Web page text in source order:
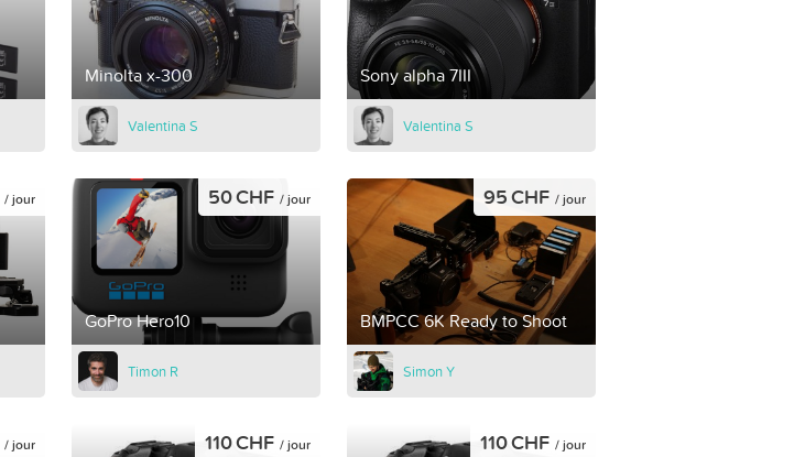
Minolta x-300
Valentina S
Sony alpha 7III
Valentina S
/ jour
GoPro Hero10
50 CHF / jour
Timon R
BMPCC 6K Ready to Shoot
95 CHF / jour
Simon Y
/ jour 110 CHF / jour 110 CHF / jour